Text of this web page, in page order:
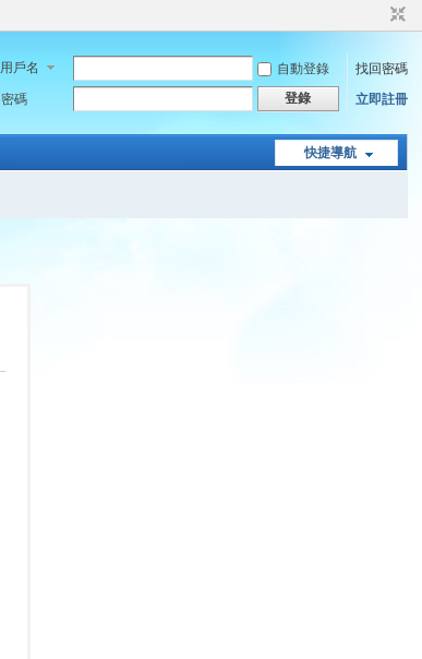
用戶名 自動登錄
找回密碼
密碼
登錄 立即註冊
快捷導航